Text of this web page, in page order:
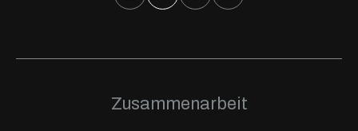
Zusammenarbeit